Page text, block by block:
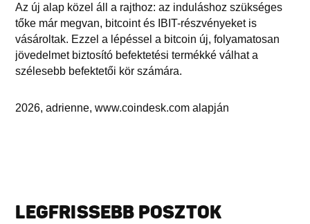
Az új alap közel áll a rajthoz: az induláshoz szükséges
tőke már megvan, bitcoint és IBIT-részvényeket is
vásároltak. Ezzel a lépéssel a bitcoin új, folyamatosan
jövedelmet biztosító befektetési termékké válhat a
szélesebb befektetői kör számára.
2026, adrienne, www.coindesk.com alapján
LEGFRISSEBB POSZTOK